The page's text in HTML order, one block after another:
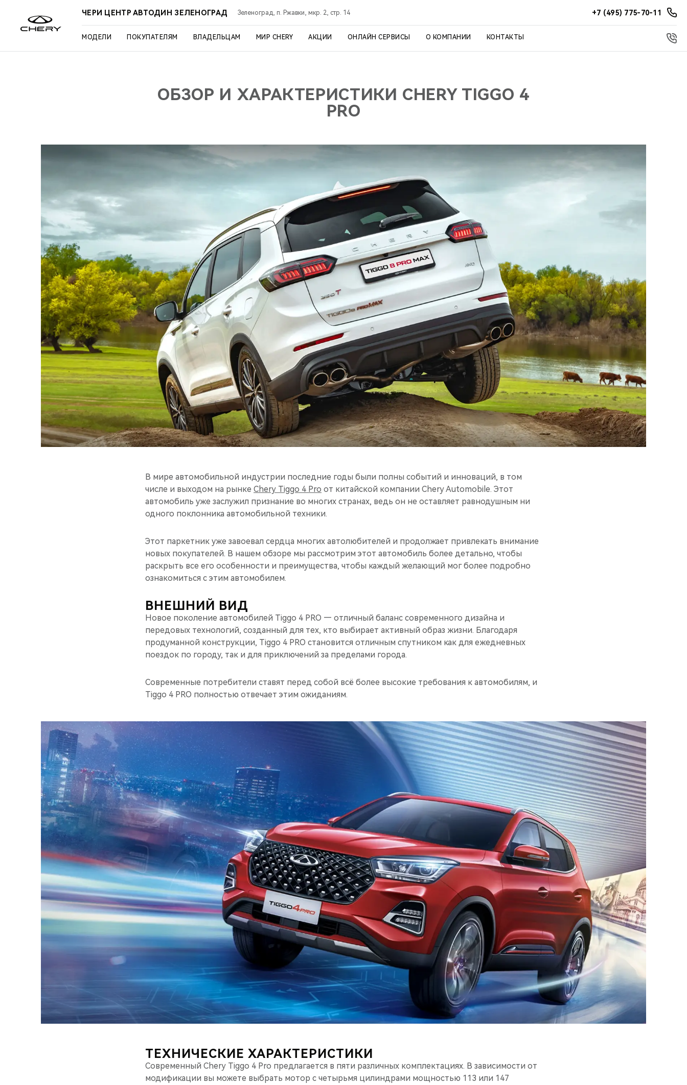
ЧЕРИ ЦЕНТР АВТОДИН ЗЕЛЕНОГРАД Зеленоград, п. Ржавки, мкр. 2, стр. 14 +7 (495) 775-70-11
МОДЕЛИ ПОКУПАТЕЛЯМ ВЛАДЕЛЬЦАМ МИР CHERY АКЦИИ ОНЛАЙН СЕРВИСЫ О КОМПАНИИ КОНТАКТЫ
ОБЗОР И ХАРАКТЕРИСТИКИ CHERY TIGGO 4
PRO
В мире автомобильной индустрии последние годы были полны событий и инноваций, в том
числе и выходом на рынке Chery Tiggo 4 Pro от китайской компании Chery Automobile. Этот
автомобиль уже заслужил признание во многих странах, ведь он не оставляет равнодушным ни
одного поклонника автомобильной техники.
Этот паркетник уже завоевал сердца многих автолюбителей и продолжает привлекать внимание
новых покупателей. В нашем обзоре мы рассмотрим этот автомобиль более детально, чтобы
раскрыть все его особенности и преимущества, чтобы каждый желающий мог более подробно
ознакомиться с этим автомобилем.
ВНЕШНИЙ ВИД
Новое поколение автомобилей Tiggo 4 PRO — отличный баланс современного дизайна и
передовых технологий, созданный для тех, кто выбирает активный образ жизни. Благодаря
продуманной конструкции, Tiggo 4 PRO становится отличным спутником как для ежедневных
поездок по городу, так и для приключений за пределами города.
Современные потребители ставят перед собой всё более высокие требования к автомобилям, и
Tiggo 4 PRO полностью отвечает этим ожиданиям.
ТЕХНИЧЕСКИЕ ХАРАКТЕРИСТИКИ
Современный Chery Tiggo 4 Pro предлагается в пяти различных комплектациях. В зависимости от
модификации вы можете выбрать мотор с четырьмя цилиндрами мощностью 113 или 147